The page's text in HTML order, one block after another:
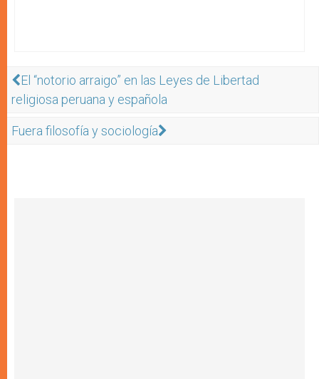
El “notorio arraigo” en las Leyes de Libertad
religiosa peruana y española
Fuera filosofía y sociología